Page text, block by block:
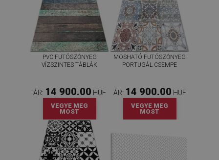
PVC FUTÓSZŐNYEG
VÍZSZINTES TÁBLÁK
ÁR: 14 900.00 HUF
VEGYE MEG
MOST
MOSHATÓ FUTÓSZŐNYEG
PORTUGÁL CSEMPE
ÁR: 14 900.00 HUF
VEGYE MEG
MOST